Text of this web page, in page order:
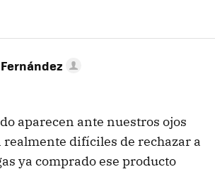
aparecen ante nuestros ojos
realmente difíciles de rechazar a
ya comprado ese producto